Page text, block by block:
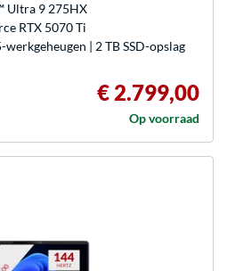
Ultra 9 275HX
RTX 5070 Ti
| 2 TB SSD-opslag
€ 2.799,00
Op voorraad